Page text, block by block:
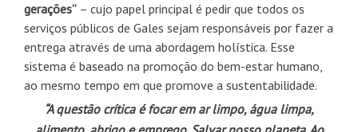
gerações” – cujo papel principal é pedir que todos os
serviços públicos de Gales sejam responsáveis por fazer a
entrega através de uma abordagem holística. Esse
sistema é baseado na promoção do bem-estar humano,
ao mesmo tempo em que promove a sustentabilidade.
“A questão crítica é focar em ar limpo, água limpa,